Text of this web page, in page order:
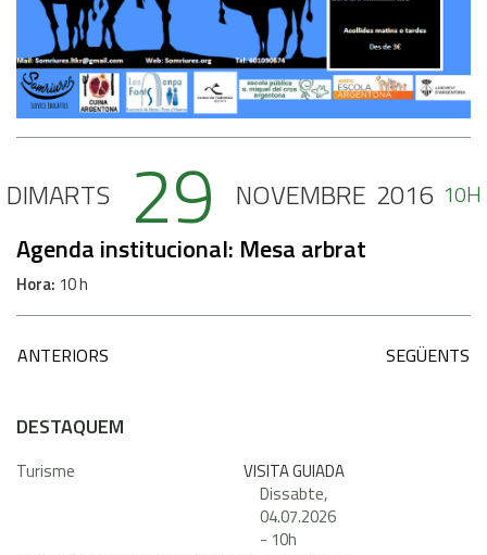
DIMARTS 29 NOVEMBRE 2016 10H
Agenda institucional: Mesa arbrat
Hora 10 h
ANTERIORS SEGÜENTS
DESTAQUEM
Turisme
VISITA GUIADA
Dissabte,
04.07.2026
- 10h